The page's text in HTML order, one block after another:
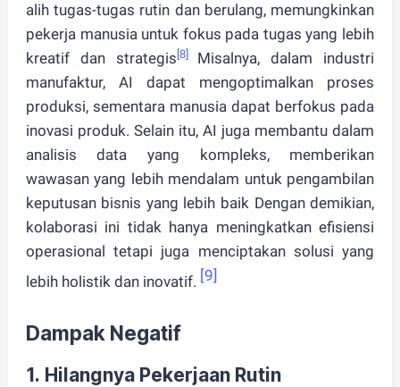
alih tugas-tugas rutin dan berulang, memungkinkan
pekerja manusia untuk fokus pada tugas yang lebih
kreatif dan strategis[8]
Misalnya, dalam industri
manufaktur, AI dapat mengoptimalkan proses
produksi, sementara manusia dapat berfokus pada
inovasi produk. Selain itu, AI juga membantu dalam
analisis data yang kompleks, memberikan
wawasan yang lebih mendalam untuk pengambilan
keputusan bisnis yang lebih baik Dengan demikian,
kolaborasi ini tidak hanya meningkatkan efisiensi
operasional tetapi juga menciptakan solusi yang
lebih holistik dan inovatif. [9]
Dampak Negatif
1. Hilangnya Pekerjaan Rutin